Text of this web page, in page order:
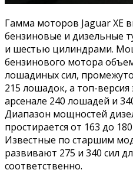
Гамма моторов Jaguar ХЕ
бензиновые и дизельные
и шестью цилиндрами.
бензинового мотора
лошадиных сил,
215 лошадок, а топ-версия
арсенале 240 лошадей и
Диапазон мощностей
простирается от 163 до
Известные по старшим
развивают 275 и 340 сил
соответственно.